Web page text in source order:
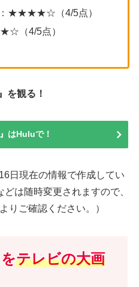
：★★★★☆（4/5点）
（4/5点）
を観る！
はHuluで！
日現在の情報で作成してい
は随時変更されますので、
りご確認ください。）
テレビの大画